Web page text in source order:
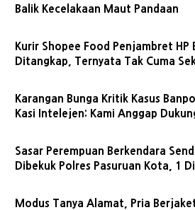
Balik Kecelakaan Maut Pandaan
Kurir Shopee Food Penjambret HP
Ditangkap, Ternyata Tak Cuma
Karangan Bunga Kritik Kasus
Kasi Intelejen: Kami Anggap
Sasar Perempuan Berkendara
Dibekuk Polres Pasuruan Kota, 1
Modus Tanya Alamat, Pria